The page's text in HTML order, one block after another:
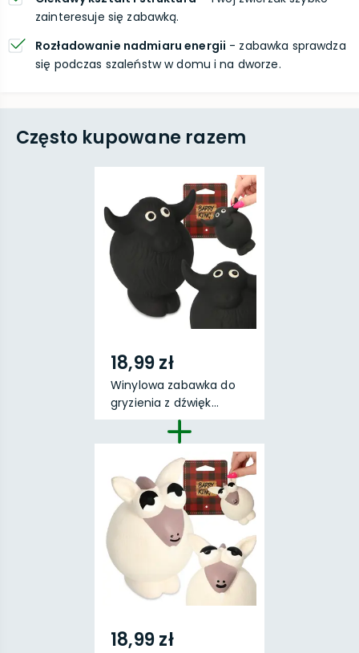
zainteresuje się zabawką.
Rozładowanie nadmiaru energii - zabawka sprawdza
się podczas szaleństw w domu i na dworze.
Często kupowane razem
18,99 zł
Winylowa zabawka do
gryzienia z dźwięk...
18,99 zł